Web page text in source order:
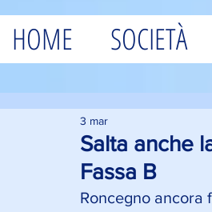
HOME SOCIETÀ
Salta anche
Fassa B
3 mar
Roncegno